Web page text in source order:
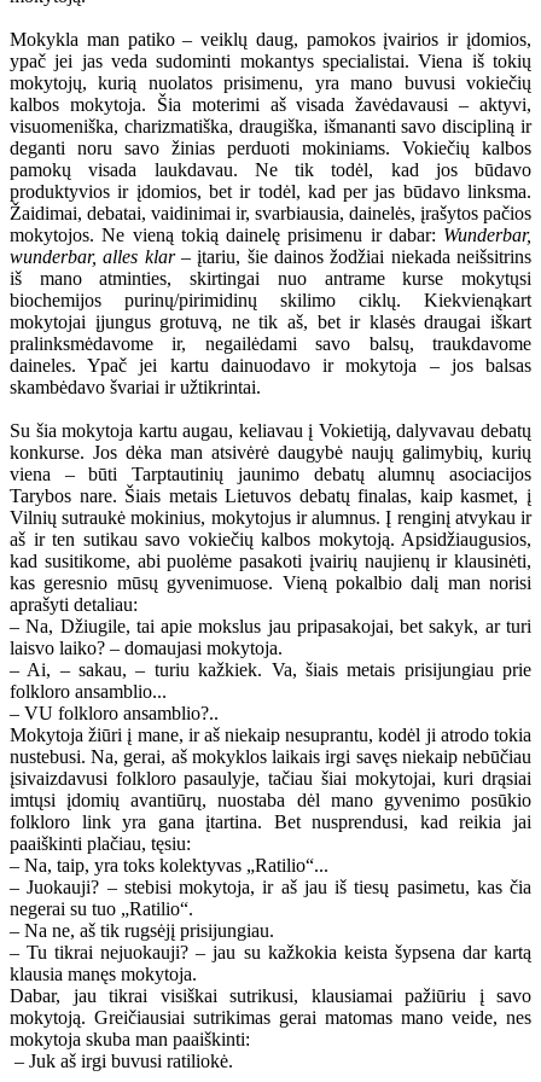
Mokykla man patiko – veiklų daug, pamokos įvairios ir įdomios,
ypač jei jas veda sudominti mokantys specialistai. Viena iš tokių
mokytojų, kurią nuolatos prisimenu, yra mano buvusi vokiečių
kalbos mokytoja. Šia moterimi aš visada žavėdavausi – aktyvi,
visuomeniška, charizmatiška, draugiška, išmananti savo discipliną ir
deganti noru savo žinias perduoti mokiniams. Vokiečių kalbos
pamokų visada laukdavau. Ne tik todėl, kad jos būdavo
produktyvios ir įdomios, bet ir todėl, kad per jas būdavo linksma.
Žaidimai, debatai, vaidinimai ir, svarbiausia, dainelės, įrašytos pačios
mokytojos. Ne vieną tokią dainelę prisimenu ir dabar: Wunderbar,
wunderbar, alles klar– įtariu, šie dainos žodžiai niekada neišsitrins
iš mano atminties, skirtingai nuo antrame kurse mokytųsi
biochemijos purinų/pirimidinų skilimo ciklų. Kiekvienąkart
mokytojai įjungus grotuvą, ne tik aš, bet ir klasės draugai iškart
pralinksmėdavome ir, negailėdami savo balsų, traukdavome
daineles. Ypač jei kartu dainuodavo ir mokytoja – jos balsas
skambėdavo švariai ir užtikrintai.
Su šia mokytoja kartu augau, keliavau į Vokietiją, dalyvavau debatų
konkurse. Jos dėka man atsivėrė daugybė naujų galimybių, kurių
viena – būti Tarptautinių jaunimo debatų alumnų asociacijos
Tarybos nare. Šiais metais Lietuvos debatų finalas, kaip kasmet, į
Vilnių sutraukė mokinius, mokytojus ir alumnus. Į renginį atvykau ir
aš ir ten sutikau savo vokiečių kalbos mokytoją. Apsidžiaugusios,
kad susitikome, abi puolėme pasakoti įvairių naujienų ir klausinėti,
kas geresnio mūsų gyvenimuose. Vieną pokalbio dalį man norisi
aprašyti detaliau:
– Na, Džiugile, tai apie mokslus jau pripasakojai, bet sakyk, ar turi
laisvo laiko? – domaujasi mokytoja.
– Ai, – sakau, – turiu kažkiek. Va, šiais metais prisijungiau prie
folkloro ansamblio...
– VU folkloro ansamblio?..
Mokytoja žiūri į mane, ir aš niekaip nesuprantu, kodėl ji atrodo tokia
nustebusi. Na, gerai, aš mokyklos laikais irgi savęs niekaip nebūčiau
įsivaizdavusi folkloro pasaulyje, tačiau šiai mokytojai, kuri drąsiai
imtųsi įdomių avantiūrų, nuostaba dėl mano gyvenimo posūkio
folkloro link yra gana įtartina. Bet nusprendusi, kad reikia jai
paaiškinti plačiau, tęsiu:
– Na, taip, yra toks kolektyvas „Ratilio“...
– Juokauji? – stebisi mokytoja, ir aš jau iš tiesų pasimetu, kas čia
negerai su tuo „Ratilio“.
– Na ne, aš tik rugsėjį prisijungiau.
– Tu tikrai nejuokauji? – jau su kažkokia keista šypsena dar kartą
klausia manęs mokytoja.
Dabar, jau tikrai visiškai sutrikusi, klausiamai pažiūriu į savo
mokytoją. Greičiausiai sutrikimas gerai matomas mano veide, nes
mokytoja skuba man paaiškinti:
– Juk aš irgi buvusi ratiliokė.